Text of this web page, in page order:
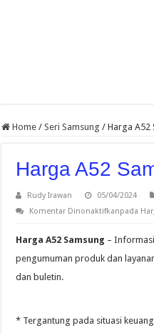
Home / Seri Samsung / Harga A52
Harga A52
Rudy Irawan 05/04/2024
Komentar Dinonaktifkanpada
Harga A52 Samsung –
pengumuman produk dan
dan buletin.
* Tergantung pada situasi